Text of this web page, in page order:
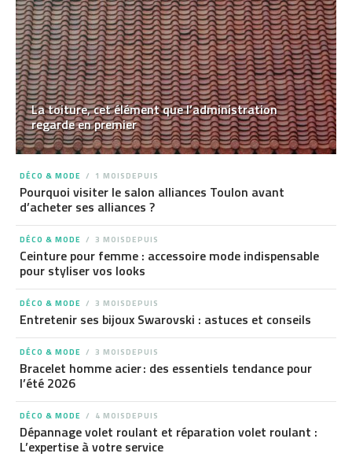
La toiture, cet élément que l’administration
regarde en premier
DÉCO & MODE 1 MOISDEPUIS
Pourquoi visiter le salon alliances Toulon avant
d’acheter ses alliances ?
DÉCO & MODE 3 MOISDEPUIS
Ceinture pour femme : accessoire mode indispensable
pour styliser vos looks
DÉCO & MODE 3 MOISDEPUIS
Entretenir ses bijoux Swarovski : astuces et conseils
DÉCO & MODE 3 MOISDEPUIS
Bracelet homme acier : des essentiels tendance pour
l’été 2026
DÉCO & MODE 4 MOISDEPUIS
Dépannage volet roulant et réparation volet roulant :
L’expertise à votre service